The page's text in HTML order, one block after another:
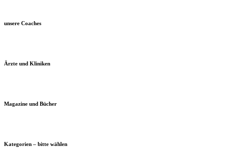
unsere Coaches
Ärzte und Kliniken
Magazine und Bücher
Kategorien – bitte wählen